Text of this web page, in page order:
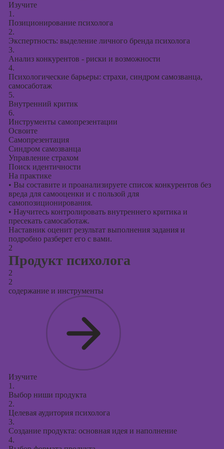
Изучите
1.
Позиционирование психолога
2.
Экспертность: выделение личного бренда психолога
3.
Анализ конкурентов - риски и возможности
4.
Психологические барьеры: страхи, синдром самозванца,
самосаботаж
5.
Внутренний критик
6.
Инструменты самопрезентации
Освоите
Самопрезентация
Синдром самозванца
Управление страхом
Поиск идентичности
На практике
• Вы составите и проанализируете список конкурентов без
вреда для самооценки и с пользой для
самопозиционирования.
• Научитесь контролировать внутреннего критика и
пресекать самосаботаж.
Наставник оценит результат выполнения задания и
подробно разберет его с вами.
2
Продукт психолога
2
2
содержание и инструменты
Изучите
1.
Выбор ниши продукта
2.
Целевая аудитория психолога
3.
Создание продукта: основная идея и наполнение
4.